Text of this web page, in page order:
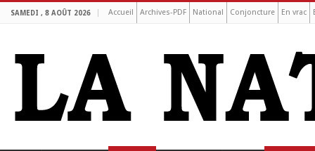
SAMEDI , 8 AOÛT 2026 Accueil Archives-PDF National Conjoncture En vrac